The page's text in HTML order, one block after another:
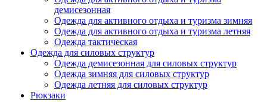
демисезонная
Одежда для активного отдыха и туризма зимняя
Одежда для активного отдыха и туризма летняя
Одежда тактическая
Одежда для силовых структур
Одежда демисезонная для силовых структур
Одежда зимняя для силовых структур
Одежда летняя для силовых структур
Рюкзаки